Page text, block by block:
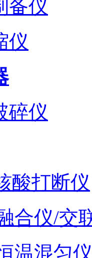
备仪
仪
碎仪
酸打断仪
合仪/交
温混匀仪